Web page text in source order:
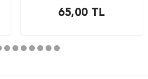
65,00 TL